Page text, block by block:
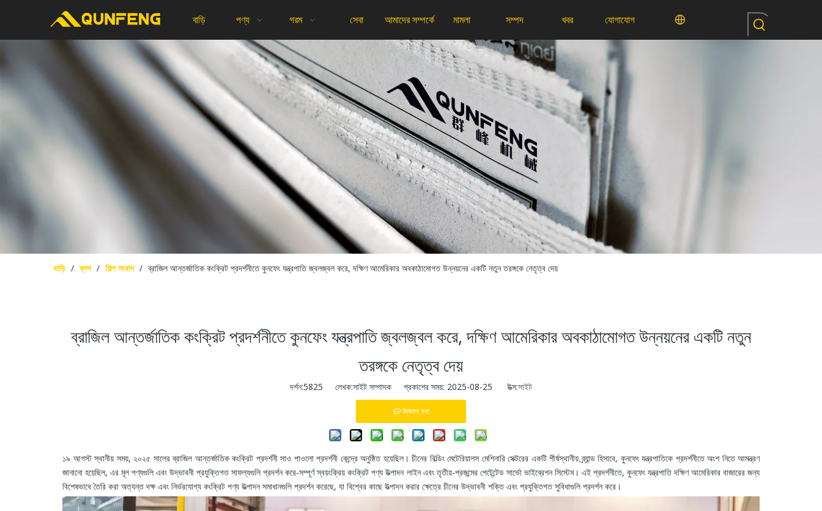
বাড়ি পণ্য গরম সেবা আমাদের সম্পর্কে মামলা সম্পদ খবর যোগাযোগ
বাড়ি / ব্লগ / শিল্প সংবাদ / ব্রাজিল আন্তর্জাতিক কংক্রিট প্রদর্শনীতে কুনফেং যন্ত্রপাতি জ্বলজ্বল করে, দক্ষিণ আমেরিকার অবকাঠামোগত উন্নয়নের একটি নতুন তরঙ্গকে নেতৃত্ব দেয়
ব্রাজিল আন্তর্জাতিক কংক্রিট প্রদর্শনীতে কুনফেং যন্ত্রপাতি জ্বলজ্বল করে, দক্ষিণ আমেরিকার অবকাঠামোগত উন্নয়নের একটি নতুন
তরঙ্গকে নেতৃত্ব দেয়
দর্শন:5825 লেখক:সাইট সম্পাদক প্রকাশের সময়: 2025-08-25 উত্স:সাইট
জিজ্ঞাসা করা
১৯ আগস্ট স্থানীয় সময়, ২০২৫ সালের ব্রাজিল আন্তর্জাতিক কংক্রিট প্রদর্শনী সাও পাওলো প্রদর্শনী কেন্দ্রে অনুষ্ঠিত হয়েছিল। চীনের বিল্ডিং মেটেরিয়ালস মেশিনারি সেক্টরের একটি শীর্ষস্থানীয় ব্র্যান্ড হিসাবে, কুনফেং যন্ত্রপাতিকে প্রদর্শনীতে অংশ নিতে আমন্ত্রণ
জানানো হয়েছিল, এর মূল পণ্যগুলি এবং উদ্ভাবনী প্রযুক্তিগত সাফল্যগুলি প্রদর্শন করে-সম্পূর্ণ স্বয়ংক্রিয় কংক্রিট পণ্য উত্পাদন লাইন এবং তৃতীয়-প্রজন্মের পেটেন্টেড সার্ভো ভাইব্রেশন সিস্টেম। এই প্রদর্শনীতে, কুনফেং যন্ত্রপাতি দক্ষিণ আমেরিকার বাজারের জন্য
বিশেষভাবে তৈরি করা অত্যন্ত দক্ষ এবং নির্ভরযোগ্য কংক্রিট পণ্য উত্পাদন সমাধানগুলি প্রদর্শন করেছে, যা বিশ্বের কাছে উত্পাদন করার ক্ষেত্রে চীনের উদ্ভাবনী শক্তি এবং প্রযুক্তিগত সুবিধাগুলি প্রদর্শন করে।